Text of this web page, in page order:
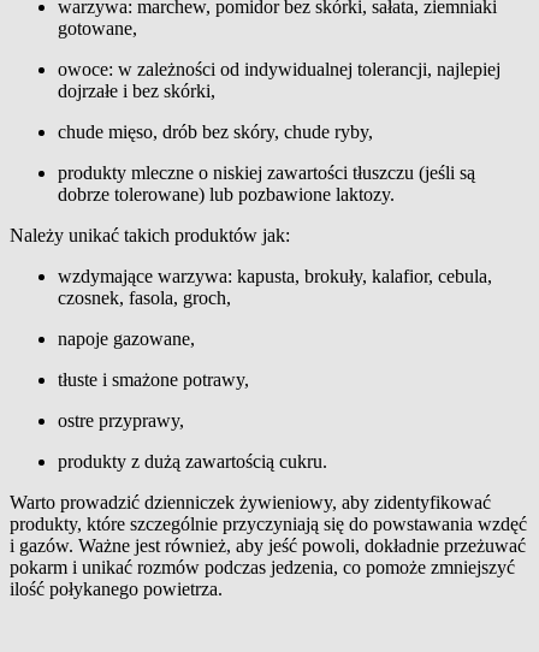
warzywa: marchew, pomidor bez skórki, sałata, ziemniaki
gotowane,
owoce: w zależności od indywidualnej tolerancji, najlepiej
dojrzałe i bez skórki,
chude mięso, drób bez skóry, chude ryby,
produkty mleczne o niskiej zawartości tłuszczu (jeśli są
dobrze tolerowane) lub pozbawione laktozy.
Należy unikać takich produktów jak:
wzdymające warzywa: kapusta, brokuły, kalafior, cebula,
czosnek, fasola, groch,
napoje gazowane,
tłuste i smażone potrawy,
ostre przyprawy,
produkty z dużą zawartością cukru.
Warto prowadzić dzienniczek żywieniowy, aby zidentyfikować
produkty, które szczególnie przyczyniają się do powstawania wzdęć
i gazów. Ważne jest również, aby jeść powoli, dokładnie przeżuwać
pokarm i unikać rozmów podczas jedzenia, co pomoże zmniejszyć
ilość połykanego powietrza.